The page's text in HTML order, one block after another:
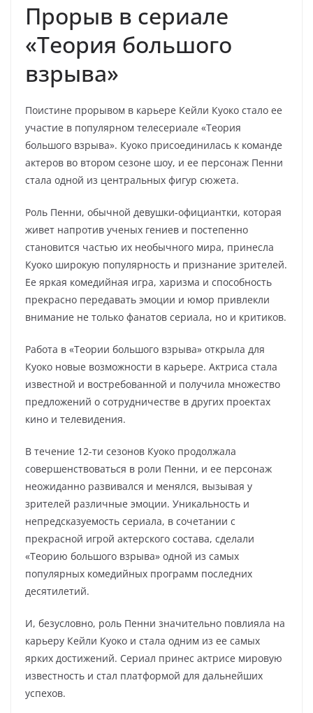
Прорыв в сериале
«Теория большого
взрыва»
Поистине прорывом в карьере Кейли Куоко стало ее
участие в популярном телесериале «Теория
большого взрыва». Куоко присоединилась к команде
актеров во втором сезоне шоу, и ее персонаж Пенни
стала одной из центральных фигур сюжета.
Роль Пенни, обычной девушки-официантки, которая
живет напротив ученых гениев и постепенно
становится частью их необычного мира, принесла
Куоко широкую популярность и признание зрителей.
Ее яркая комедийная игра, харизма и способность
прекрасно передавать эмоции и юмор привлекли
внимание не только фанатов сериала, но и критиков.
Работа в «Теории большого взрыва» открыла для
Куоко новые возможности в карьере. Актриса стала
известной и востребованной и получила множество
предложений о сотрудничестве в других проектах
кино и телевидения.
В течение 12-ти сезонов Куоко продолжала
совершенствоваться в роли Пенни, и ее персонаж
неожиданно развивался и менялся, вызывая у
зрителей различные эмоции. Уникальность и
непредсказуемость сериала, в сочетании с
прекрасной игрой актерского состава, сделали
«Теорию большого взрыва» одной из самых
популярных комедийных программ последних
десятилетий.
И, безусловно, роль Пенни значительно повлияла на
карьеру Кейли Куоко и стала одним из ее самых
ярких достижений. Сериал принес актрисе мировую
известность и стал платформой для дальнейших
успехов.